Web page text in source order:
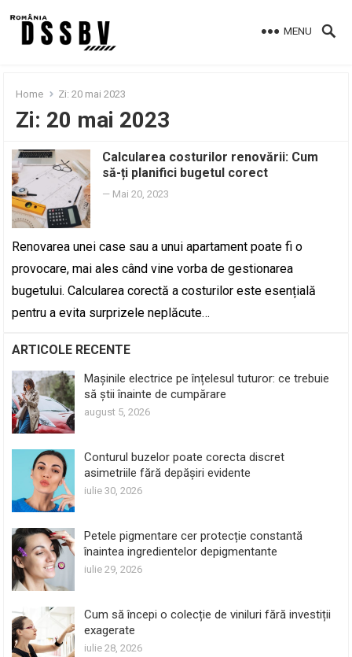
MENU
Home Zi:20 mai 2023
Zi: 20 mai 2023
Calcularea costurilor renovării: Cum
să-ți planifici bugetul corect
— Mai 20, 2023
Renovarea unei case sau a unui apartament poate fi o
provocare, mai ales când vine vorba de gestionarea
bugetului. Calcularea corectă a costurilor este esențială
pentru a evita surprizele neplăcute…
ARTICOLE RECENTE
Mașinile electrice pe înțelesul tuturor: ce trebuie
să știi înainte de cumpărare
august 5, 2026
Conturul buzelor poate corecta discret
asimetriile fără depășiri evidente
iulie 30, 2026
Petele pigmentare cer protecție constantă
înaintea ingredientelor depigmentante
iulie 29, 2026
Cum să începi o colecție de viniluri fără investiții
exagerate
iulie 28, 2026